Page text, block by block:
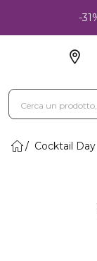
-
Cocktail Day